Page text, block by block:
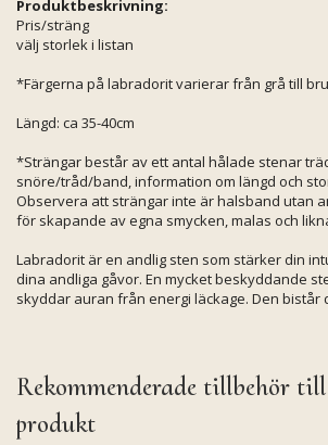
Produktbeskrivning:
Pris/sträng
välj storlek i listan
*Färgerna på labradorit varierar från grå till
Längd: ca 35-40cm
*Strängar består av ett antal hålade stenar
snöre/tråd/band, information om längd och
Observera att strängar inte är halsband utan
för skapande av egna smycken, malas och
Labradorit är en andlig sten som stärker din
dina andliga gåvor. En mycket beskyddande
skyddar auran från energi läckage. Den bistår
Rekommenderade tillbehör
produkt